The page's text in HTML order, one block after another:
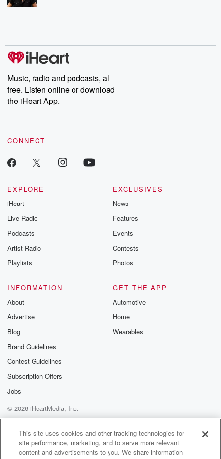
Music, radio and podcasts, all
free. Listen online or download
the iHeart App.
CONNECT
EXPLORE
iHeart
Live Radio
Podcasts
Artist Radio
Playlists
EXCLUSIVES
News
Features
Events
Contests
Photos
INFORMATION
About
Advertise
Blog
Brand Guidelines
Contest Guidelines
Subscription Offers
Jobs
GET THE APP
Automotive
Home
Wearables
© 2026 iHeartMedia, Inc.
Help
Privacy Policy
Your Privacy Choices
Terms of Use
AdChoices
This site uses cookies and other tracking technologies for
site performance, marketing, and to serve more relevant
content and advertisements to you. We share information